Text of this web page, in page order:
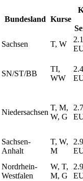
Bundesland Kurse
Sachsen T, W
SN/ST/BB
TI,
WW
Niedersachsen
T, M,
W, G
Sachsen-
Anhalt
T, W,
M
Nordrhein-
Westfalen
W, T,
M, G